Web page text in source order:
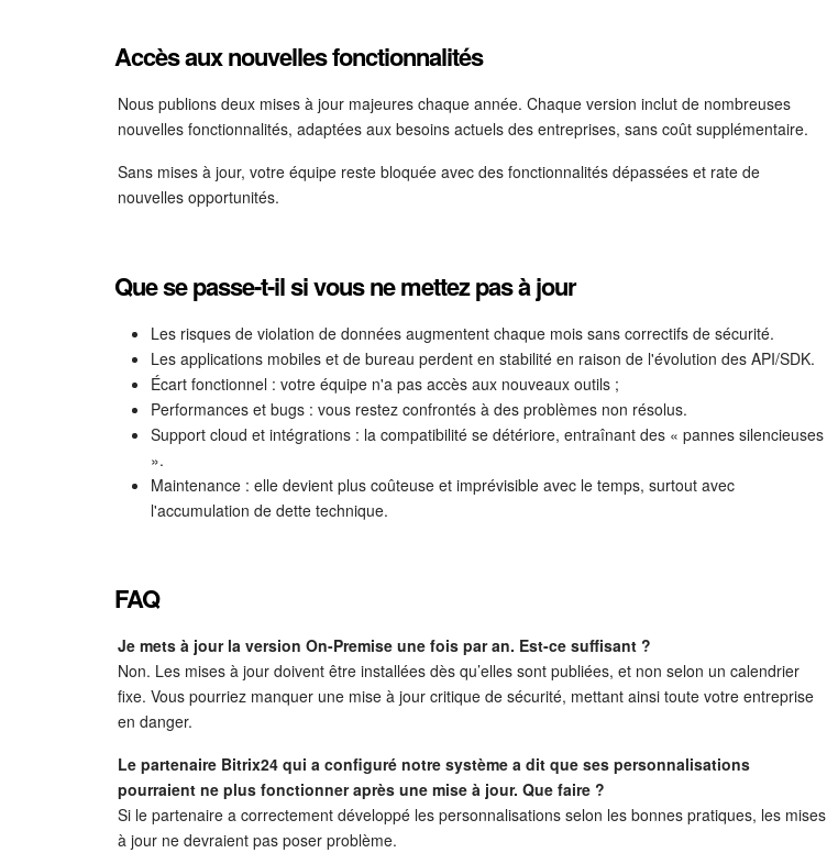
Accès aux nouvelles fonctionnalités
Nous publions deux mises à jour majeures chaque année. Chaque version inclut de nombreuses
nouvelles fonctionnalités, adaptées aux besoins actuels des entreprises, sans coût supplémentaire.
Sans mises à jour, votre équipe reste bloquée avec des fonctionnalités dépassées et rate de
nouvelles opportunités.
Que se passe-t-il si vous ne mettez pas à jour
Les risques de violation de données augmentent chaque mois sans correctifs de sécurité.
Les applications mobiles et de bureau perdent en stabilité en raison de l'évolution des API/SDK.
Écart fonctionnel : votre équipe n'a pas accès aux nouveaux outils ;
Performances et bugs : vous restez confrontés à des problèmes non résolus.
Support cloud et intégrations : la compatibilité se détériore, entraînant des « pannes silencieuses
».
Maintenance : elle devient plus coûteuse et imprévisible avec le temps, surtout avec
l'accumulation de dette technique.
FAQ
Je mets à jour la version On-Premise une fois par an. Est-ce suffisant ?
Non. Les mises à jour doivent être installées dès qu’elles sont publiées, et non selon un calendrier
fixe. Vous pourriez manquer une mise à jour critique de sécurité, mettant ainsi toute votre entreprise
en danger.
Le partenaire Bitrix24 qui a configuré notre système a dit que ses personnalisations
pourraient ne plus fonctionner après une mise à jour. Que faire ?
Si le partenaire a correctement développé les personnalisations selon les bonnes pratiques, les mises
à jour ne devraient pas poser problème.